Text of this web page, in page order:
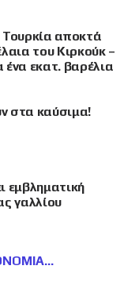
Τουρκία αποκτά
του Κιρκούκ –
ένα εκατ. βαρέλια
στα καύσιμα!
εμβληματική
γαλλίου